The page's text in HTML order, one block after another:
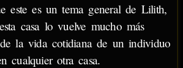
este es un tema general de Lilith,
casa lo vuelve mucho más
la vida cotidiana de un individuo
cualquier otra casa.